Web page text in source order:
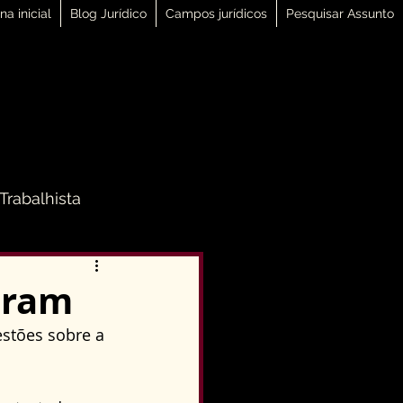
inicial Blog Jurídico Campos jurídicos Pesquisar Assunto
Direito Penal
sobre a